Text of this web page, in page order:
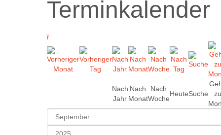
Terminkalender
Nach
Jahr
Nach
Monat
Nach
Woche
HeuteSuche
zu